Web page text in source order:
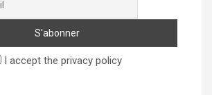
I accept the privacy policy